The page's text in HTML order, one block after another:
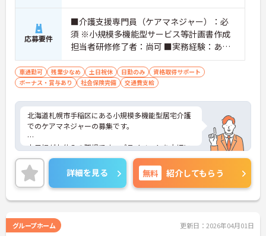
応募要件
■介護支援専門員（ケアマネジャー）：必
須 ※小規模多機能型サービス等計画書作成
担当者研修修了者：尚可 ■実務経験：あれ
ば尚可
車通勤可 残業少なめ 土日祝休 日勤のみ
資格取得サポート
ボーナス・賞与あり
社会保険完備 交通費支給
北海道札幌市手稲区にある小規模多機能型居宅介護
でのケアマネジャーの募集です。
土日祝がお休みの職場です。プライベートを大切に
しながらご勤務いただけます。
ご興味のある方には、面接対策ポイントなど、さら
に詳細をお話しいたしますのでお気軽にご相談くだ
さい！
詳細を見る 無料 紹介してもらう
グループホーム 更新日：2026年04月01日